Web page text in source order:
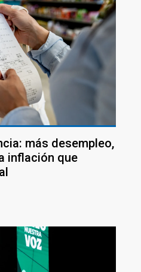
más desempleo,
inflación que